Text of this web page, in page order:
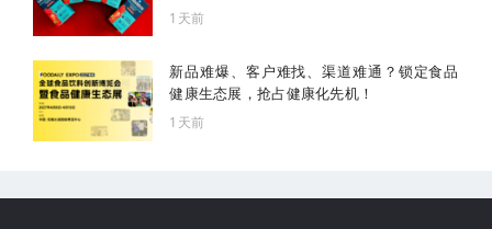
1天前
新品难爆、客户难找、渠道难通？锁定食品
健康生态展，抢占健康化先机！
1天前